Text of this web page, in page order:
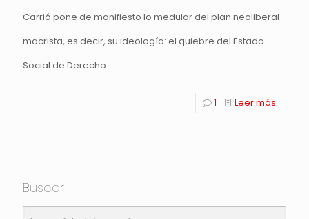
Carrió pone de manifiesto lo medular del plan neoliberal-
macrista, es decir, su ideología: el quiebre del Estado
Social de Derecho.
1 Leer más
Buscar